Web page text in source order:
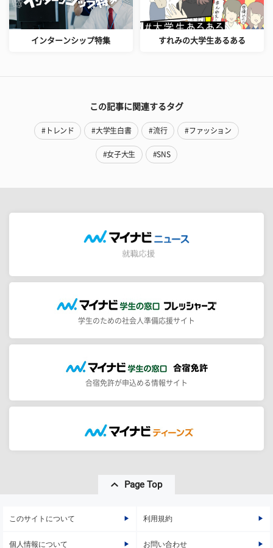
インターンシップ特集 すれみの大学生あるある
この記事に関連するタグ
#トレンド #大学生白書 #流行 #ファッション
#女子大生 #SNS
学生のための社会人準備応援サイト
合宿免許が申込める情報サイト
Page Top
このサイトについて 利用規約
個人情報について お問い合わせ